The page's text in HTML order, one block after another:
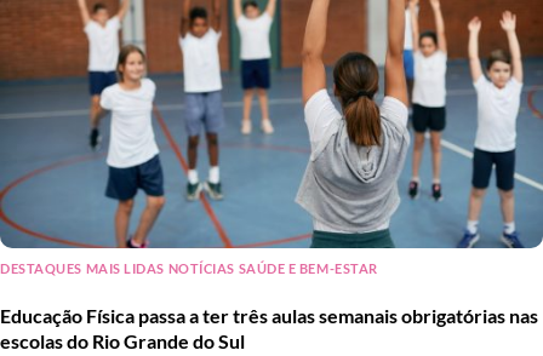
DESTAQUES MAIS LIDAS NOTÍCIAS SAÚDE E BEM-ESTAR
Educação Física passa a ter três aulas semanais obrigatórias nas
escolas do Rio Grande do Sul